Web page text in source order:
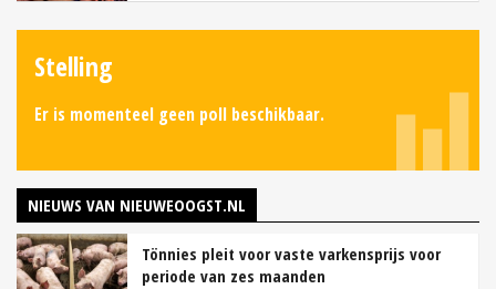
Stelling
Er is momenteel geen poll beschikbaar.
NIEUWS VAN NIEUWEOOGST.NL
Tönnies pleit voor vaste varkensprijs voor
periode van zes maanden